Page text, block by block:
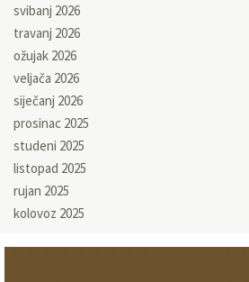
svibanj 2026
travanj 2026
ožujak 2026
veljača 2026
siječanj 2026
prosinac 2025
studeni 2025
listopad 2025
rujan 2025
kolovoz 2025